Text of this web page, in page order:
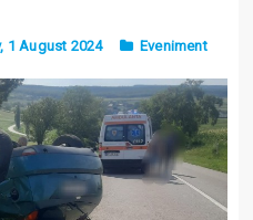
1 August 2024 Eveniment